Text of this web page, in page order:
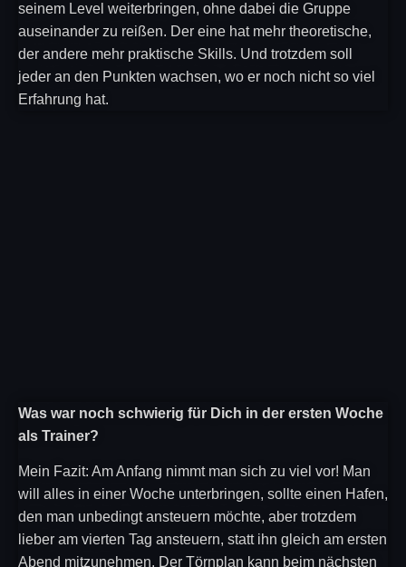
seinem Level weiterbringen, ohne dabei die Gruppe
auseinander zu reißen. Der eine hat mehr theoretische,
der andere mehr praktische Skills. Und trotzdem soll
jeder an den Punkten wachsen, wo er noch nicht so viel
Erfahrung hat.
Was war noch schwierig für Dich in der ersten Woche
als Trainer?
Mein Fazit: Am Anfang nimmt man sich zu viel vor! Man
will alles in einer Woche unterbringen, sollte einen Hafen,
den man unbedingt ansteuern möchte, aber trotzdem
lieber am vierten Tag ansteuern, statt ihn gleich am ersten
Abend mitzunehmen. Der Törnplan kann beim nächsten